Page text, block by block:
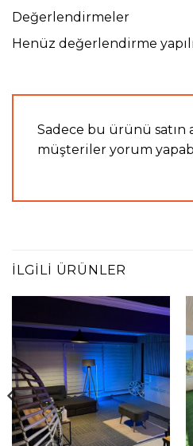
Değerlendirmeler
Henüz değerlendirme
Sadece bu ürünü satın
müşteriler yorum
İLGILI ÜRÜNLER